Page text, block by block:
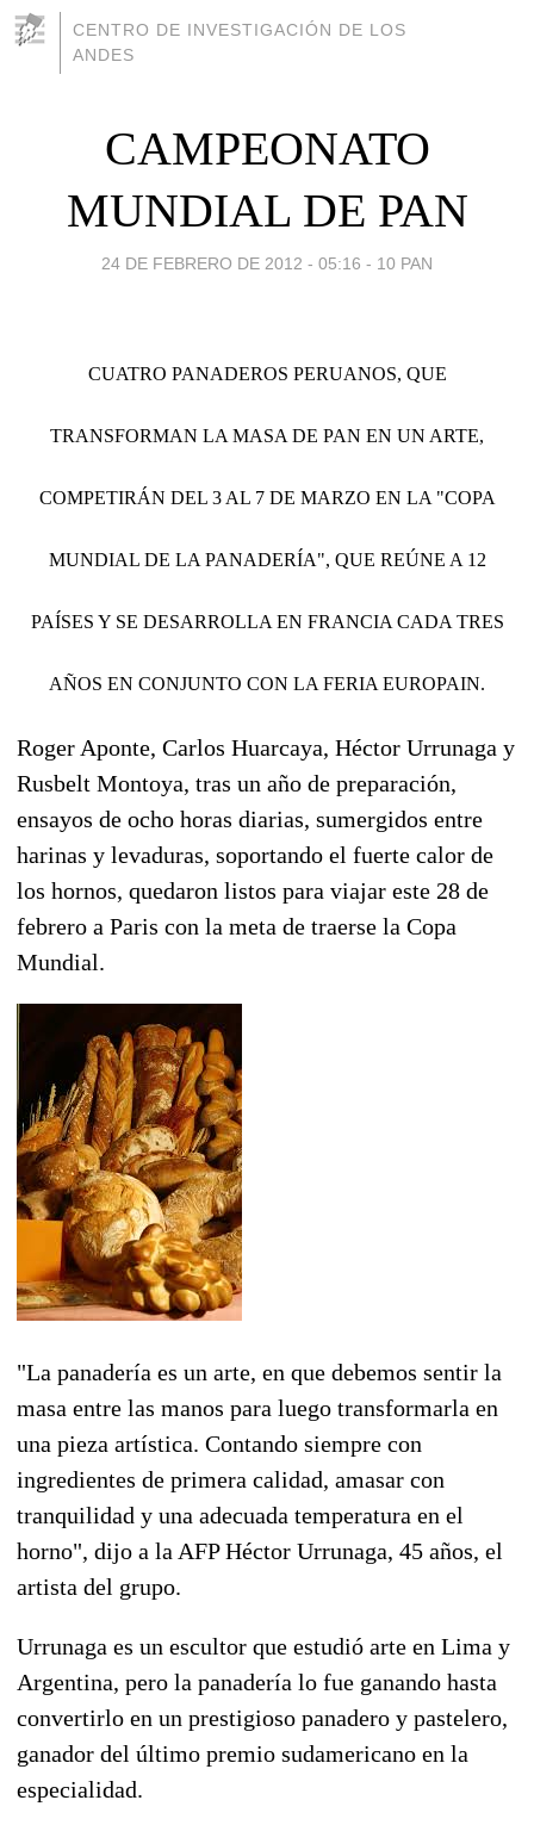
CENTRO DE INVESTIGACIÓN DE LOS
ANDES
CAMPEONATO
MUNDIAL DE PAN
24 DE FEBRERO DE 2012 - 05:16 - 10 PAN
CUATRO PANADEROS PERUANOS, QUE
TRANSFORMAN LA MASA DE PAN EN UN ARTE,
COMPETIRÁN DEL 3 AL 7 DE MARZO EN LA "COPA
MUNDIAL DE LA PANADERÍA", QUE REÚNE A 12
PAÍSES Y SE DESARROLLA EN FRANCIA CADA TRES
AÑOS EN CONJUNTO CON LA FERIA EUROPAIN.
Roger Aponte, Carlos Huarcaya, Héctor Urrunaga y
Rusbelt Montoya, tras un año de preparación,
ensayos de ocho horas diarias, sumergidos entre
harinas y levaduras, soportando el fuerte calor de
los hornos, quedaron listos para viajar este 28 de
febrero a Paris con la meta de traerse la Copa
Mundial.
"La panadería es un arte, en que debemos sentir la
masa entre las manos para luego transformarla en
una pieza artística. Contando siempre con
ingredientes de primera calidad, amasar con
tranquilidad y una adecuada temperatura en el
horno", dijo a la AFP Héctor Urrunaga, 45 años, el
artista del grupo.
Urrunaga es un escultor que estudió arte en Lima y
Argentina, pero la panadería lo fue ganando hasta
convertirlo en un prestigioso panadero y pastelero,
ganador del último premio sudamericano en la
especialidad.